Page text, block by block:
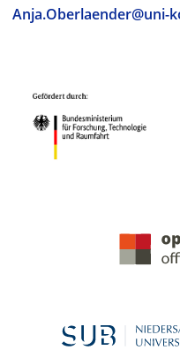
Anja.Oberlaender@uni-